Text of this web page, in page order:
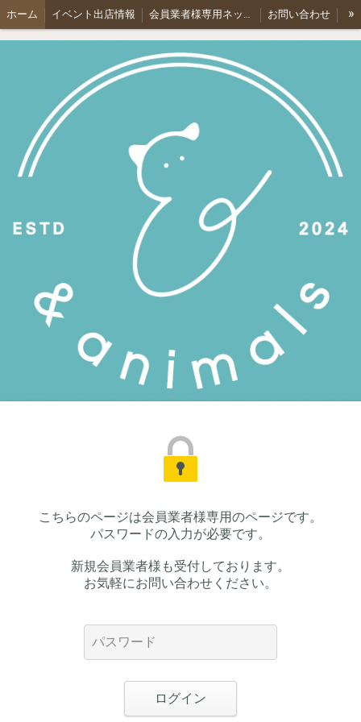
ホーム イベント出店情報 会員業者様専用ネットショップ お問い合わせ
会社概要 特定商取引法表記
»
こちらのページは会員業者様専用のページです。
パスワードの入力が必要です。
新規会員業者様も受付しております。
お気軽にお問い合わせください。
ログイン